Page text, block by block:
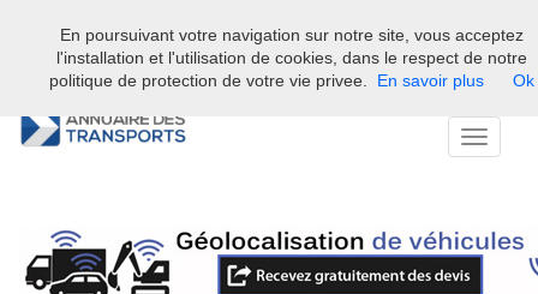
Bienvenue sur l'annuaire professionnel du transport et de la la
logistique en France.
Toggle
En poursuivant votre navigation sur notre site, vous acceptez
l'installation et l'utilisation de cookies, dans le respect de notre
politique de protection de votre vie privee.
En savoir plus Ok